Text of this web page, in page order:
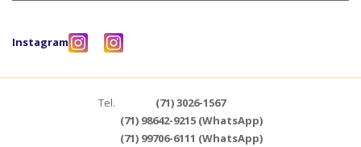
Instagram
Tel.
(71) 3026-1567
(71) 98642-9215 (WhatsApp)
(71) 99706-6111 (WhatsApp)